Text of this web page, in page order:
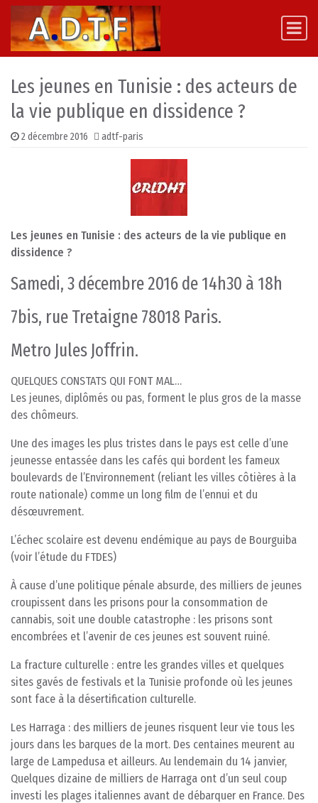
Skip to content
Main Navigation
Les jeunes en Tunisie : des acteurs de
la vie publique en dissidence ?
2 décembre 2016 adtf-paris
Les jeunes en Tunisie : des acteurs de la vie publique en
dissidence ?
Samedi, 3 décembre 2016 de 14h30 à 18h
7bis, rue Tretaigne 78018 Paris.
Metro Jules Joffrin.
QUELQUES CONSTATS QUI FONT MAL…
Les jeunes, diplômés ou pas, forment le plus gros de la masse
des chômeurs.
Une des images les plus tristes dans le pays est celle d’une
jeunesse entassée dans les cafés qui bordent les fameux
boulevards de l’Environnement (reliant les villes côtières à la
route nationale) comme un long film de l’ennui et du
désœuvrement.
L’échec scolaire est devenu endémique au pays de Bourguiba
(voir l’étude du FTDES)
À cause d’une politique pénale absurde, des milliers de jeunes
croupissent dans les prisons pour la consommation de
cannabis, soit une double catastrophe : les prisons sont
encombrées et l’avenir de ces jeunes est souvent ruiné.
La fracture culturelle : entre les grandes villes et quelques
sites gavés de festivals et la Tunisie profonde où les jeunes
sont face à la désertification culturelle.
Les Harraga : des milliers de jeunes risquent leur vie tous les
jours dans les barques de la mort. Des centaines meurent au
large de Lampedusa et ailleurs. Au lendemain du 14 janvier,
Quelques dizaine de milliers de Harraga ont d’un seul coup
investi les plages italiennes avant de débarquer en France. Des